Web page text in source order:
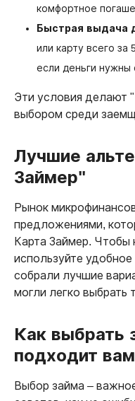
комфортное
Быстрая выдача
или карту всего за
если деньги нужны
Эти условия делают
выбором среди
Лучшие
Займер"
Рынок
предложениями,
Карта Займер. Чтобы
используйте
собрали лучшие
могли легко выбрать
Как выбрать
подходит
Выбор займа –